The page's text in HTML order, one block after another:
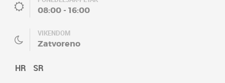
08:00 - 16:00
VIKENDOM
Zatvoreno
HR SR